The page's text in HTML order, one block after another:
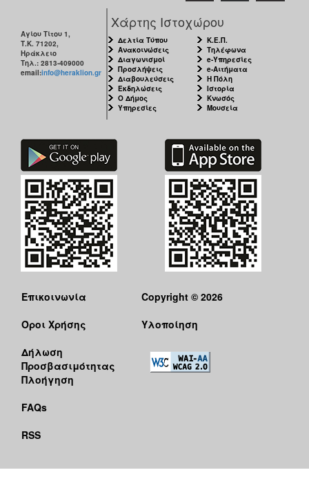
Αγίου Τίτου 1,
Τ.Κ. 71202,
Ηράκλειο
Τηλ.: 2813-409000
email:info@heraklion.gr
Χάρτης Ιστοχώρου
Δελτία Τύπου
Ανακοινώσεις
Διαγωνισμοί
Προσλήψεις
Διαβουλεύσεις
Εκδηλώσεις
Ο Δήμος
Υπηρεσίες
Κ.Ε.Π.
Τηλέφωνα
e-Υπηρεσίες
e-Αιτήματα
Η Πόλη
Ιστορία
Κνωσός
Μουσεία
Επικοινωνία
Όροι Χρήσης
Δήλωση
Προσβασιμότητας
Πλοήγηση
FAQs
RSS
Copyright © 2026
Υλοποίηση